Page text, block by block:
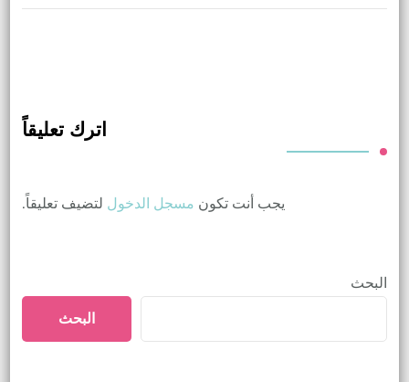
اترك تعليقاً
يجب أنت تكون مسجل الدخول لتضيف تعليقاً.
البحث
البحث